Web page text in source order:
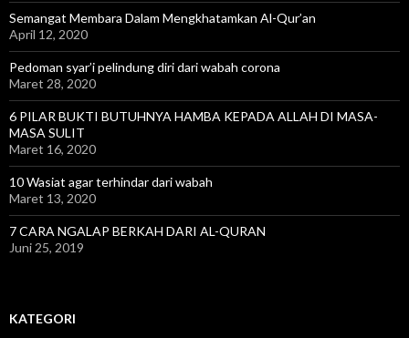
Semangat Membara Dalam Mengkhatamkan Al-Qur’an
April 12, 2020
Pedoman syar’i pelindung diri dari wabah corona
Maret 28, 2020
6 PILAR BUKTI BUTUHNYA HAMBA KEPADA ALLAH DI MASA-
MASA SULIT
Maret 16, 2020
10 Wasiat agar terhindar dari wabah
Maret 13, 2020
7 CARA NGALAP BERKAH DARI AL-QURAN
Juni 25, 2019
KATEGORI